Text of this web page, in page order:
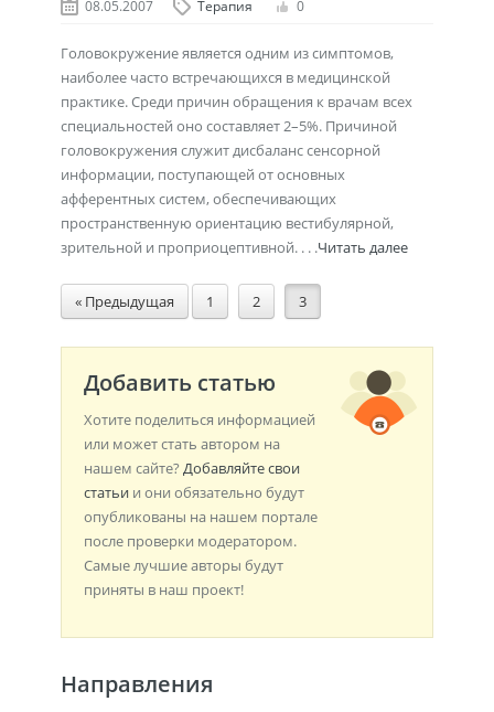
08.05.2007 Терапия 0
Головокружение является одним из симптомов,
наиболее часто встречающихся в медицинской
практике. Среди причин обращения к врачам всех
специальностей оно составляет 2–5%. Причиной
головокружения служит дисбаланс сенсорной
информации, поступающей от основных
афферентных систем, обеспечивающих
пространственную ориентацию вестибулярной,
зрительной и проприоцептивной. . . .Читать далее
« Предыдущая 1 2 3
Добавить статью
Хотите поделиться информацией
или может стать автором на
нашем сайте? Добавляйте свои
статьи и они обязательно будут
опубликованы на нашем портале
после проверки модератором.
Самые лучшие авторы будут
приняты в наш проект!
Направления